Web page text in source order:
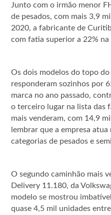
Junto com o irmão menor
de pesados, com mais 3,9
2020, a fabricante de
com fatia superior a 22% na
Os dois modelos do topo
responderam sozinhos por
marca no ano passado,
o terceiro lugar na lista das
mais venderam, com 14,9
lembrar que a empresa atua
categorias de pesados e
O segundo caminhão mais
Delivery 11.180, da
modelo se mostrou
quase 4,5 mil unidades